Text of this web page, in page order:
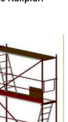
Kalıpları